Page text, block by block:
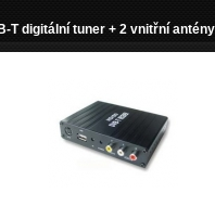
T digitální tuner + 2 vnitřní antény